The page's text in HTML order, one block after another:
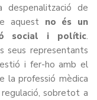
de
aquest no és un
social i polític.
seus representants
i fer-ho amb el
la professió mèdica
sobretot a